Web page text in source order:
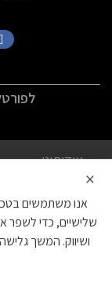
אודותינו
הצהרת נגישות
עוגיות
×
אנו משתמשים
שלישיים, כדי לשפר
ושיווק. המשך